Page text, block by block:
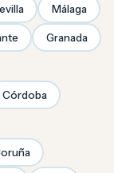
Málaga
Granada
Córdoba